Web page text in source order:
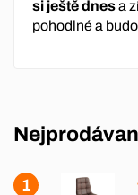
si ještě dnesa
pohodlné a